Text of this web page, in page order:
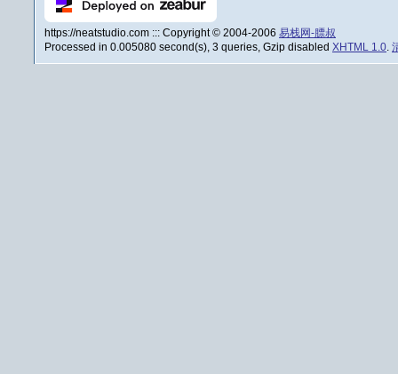
https://neatstudio.com ::: Copyright © 2004-2006 易栈网-膘叔
Processed in 0.005080 second(s), 3 queries, Gzip disabled XHTML 1.0.